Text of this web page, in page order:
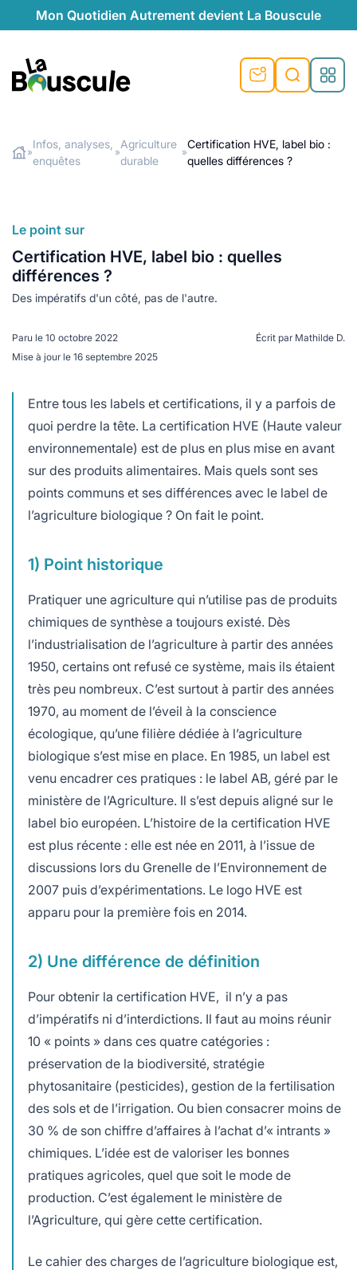
Mon Quotidien Autrement devient La Bouscule
au naturel
végétariennes
locales
durables
naturelle
naturel
de recyclage
témoignages
responsables
douce
Rechercher
»
Infos, analyses,
enquêtes
»
Agriculture
durable
»
Certification HVE, label bio :
quelles différences ?
Le point sur
Certification HVE, label bio : quelles
différences ?
Des impératifs d'un côté, pas de l'autre.
Paru le 10 octobre 2022
Mise à jour le 16 septembre 2025
Écrit par Mathilde D.
Entre tous les labels et certifications, il y a parfois de
quoi perdre la tête. La certification HVE (Haute valeur
environnementale) est de plus en plus mise en avant
sur des produits alimentaires. Mais quels sont ses
points communs et ses différences avec le label de
l’agriculture biologique ? On fait le point.
1) Point historique
Pratiquer une agriculture qui n’utilise pas de produits
chimiques de synthèse a toujours existé. Dès
l’industrialisation de l’agriculture à partir des années
1950, certains ont refusé ce système, mais ils étaient
très peu nombreux. C’est surtout à partir des années
1970, au moment de l’éveil à la conscience
écologique, qu’une filière dédiée à l’agriculture
biologique s’est mise en place. En 1985, un label est
venu encadrer ces pratiques : le label AB, géré par le
ministère de l’Agriculture. Il s’est depuis aligné sur le
label bio européen. L’histoire de la certification HVE
est plus récente : elle est née en 2011, à l’issue de
discussions lors du Grenelle de l’Environnement de
2007 puis d’expérimentations. Le logo HVE est
apparu pour la première fois en 2014.
2) Une différence de définition
Pour obtenir la certification HVE, il n’y a pas
d’impératifs ni d’interdictions. Il faut au moins réunir
10 « points » dans ces quatre catégories :
préservation de la biodiversité, stratégie
phytosanitaire (pesticides), gestion de la fertilisation
des sols et de l’irrigation. Ou bien consacrer moins de
30 % de son chiffre d’affaires à l’achat d’« intrants »
chimiques. L’idée est de valoriser les bonnes
pratiques agricoles, quel que soit le mode de
production. C’est également le ministère de
l’Agriculture, qui gère cette certification.
Le cahier des charges de l’agriculture biologique est,